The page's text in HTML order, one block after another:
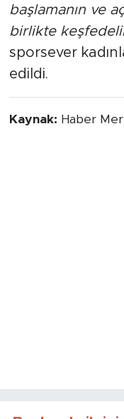
başlamanın ve
birlikte
sporsever
edildi.
Kaynak: Haber